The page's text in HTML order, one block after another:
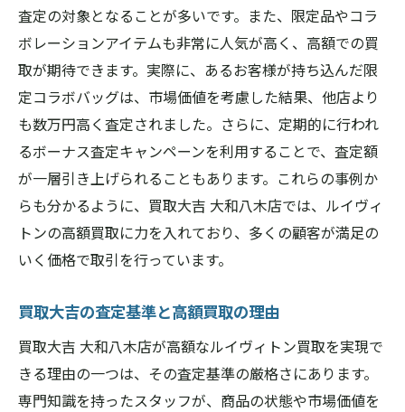
査定の対象となることが多いです。また、限定品やコラ
ボレーションアイテムも非常に人気が高く、高額での買
取が期待できます。実際に、あるお客様が持ち込んだ限
定コラボバッグは、市場価値を考慮した結果、他店より
も数万円高く査定されました。さらに、定期的に行われ
るボーナス査定キャンペーンを利用することで、査定額
が一層引き上げられることもあります。これらの事例か
らも分かるように、買取大吉 大和八木店では、ルイヴィ
トンの高額買取に力を入れており、多くの顧客が満足の
いく価格で取引を行っています。
買取大吉の査定基準と高額買取の理由
買取大吉 大和八木店が高額なルイヴィトン買取を実現で
きる理由の一つは、その査定基準の厳格さにあります。
専門知識を持ったスタッフが、商品の状態や市場価値を